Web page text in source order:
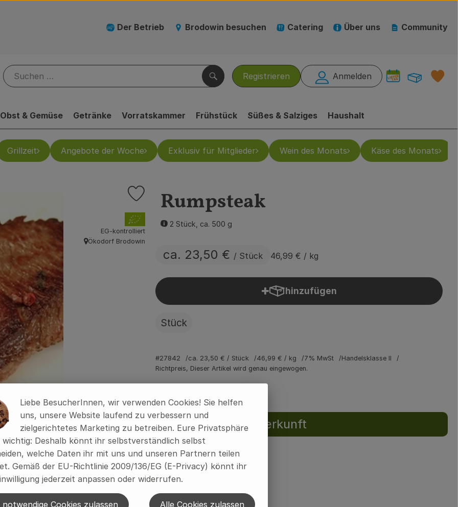
Der Betrieb Brodowin besuchen Catering Über uns Community
Registrieren Anmelden
Suchen
Obst & Gemüse Getränke Vorratskammer Frühstück Süßes & Salziges Haushalt
Grillzeit Angebote der Woche Exklusiv für Mitglieder Wein des Monats Käse des Monats
Rumpsteak
2 Stück, ca. 500 g
ca. 23,50 € / Stück 46,99 € / kg
Produkt zu Favouriten hinzufügen
, Verband:
EG-kontrolliert
, Herkunft:
Ökodorf Brodowin
hinzufügen
Produkt zum Warenkorb hinzufügen
Stück
#27842 ca. 23,50 € / Stück 46,99 € / kg 7% MwSt
Handelsklasse II
Richtpreis, Dieser Artikel wird genau eingewogen.
Rezepte
Herkunft
passenden Rezepte gefunden.
Liebe BesucherInnen, wir verwenden Cookies! Sie helfen
uns, unsere Website laufend zu verbessern und
zielgerichtetes Marketing zu betreiben. Eure Privatsphäre
wichtig: Deshalb könnt ihr selbstverständlich selbst
welche Daten ihr mit uns und unseren Partnern teilen
Gemäß der EU-Richtlinie 2009/136/EG (E-Privacy) könnt ihr
jederzeit anpassen oder widerrufen.
Cookies zulassen Alle Cookies zulassen